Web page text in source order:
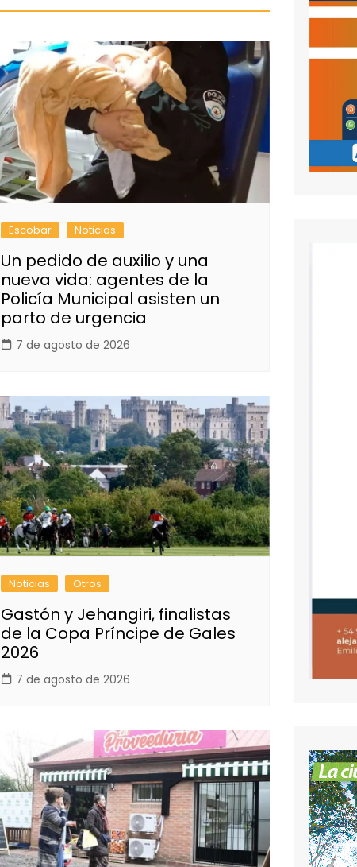
Escobar Noticias
Un pedido de auxilio y una
nueva vida: agentes de la
Policía Municipal asisten un
parto de urgencia
7 de agosto de 2026
Noticias Otros
Gastón y Jehangiri, finalistas
de la Copa Príncipe de Gales
2026
7 de agosto de 2026